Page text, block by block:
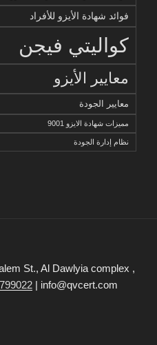
فوائد شهادة الأيزو للأفراد
كواليتي فيجن
معايير الأيزو
معايير الجودة
مميزات شهادة الايزو 9001
نظام إدارة الجودة
St., Al Dawlyia complex ,
| info@qvcert.com